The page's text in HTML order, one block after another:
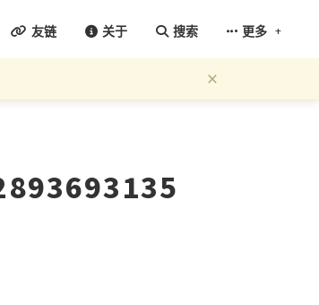
友链 关于 搜索 更多 +
×